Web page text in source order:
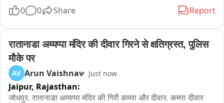
जानकारी के अनुसार बावड़ी निवासी तीन वर्षीय जियांश पुत्र अनीश आचार्य
पहले मानजी का हत्था क्षेत्र स्थित राज धारीवाल क्लीनिक लेकर पहुंचे। यहां
उपचार के बाद भी बच्चे की हालत में सुधार नहीं हुआ। इसके बाद उसे उम्मेद
अस्पताल रेफर किया गया, जहां चिकित्सकों ने उसे मृत घोषित कर दिया।
बच्चे की मौत की सूचना मिलते ही परिजन वापस निजी क्लीनिक पहुंचे और
गलत इंजेक्शन लगाने का आरोप लगाते हुए हंगामा किया। सूचना पर महामंदिर
थाना पुलिस मौके पर पहुंची और समझाइश कर मामला शांत करवाया। पुलिस
0 0 Share Report
रातानाडा अय्यप्पा मंदिर की दीवार गिरने से क्षतिग्रस्त, पुलिस
मौके पर
AV Arun Vaishnav Just now
Jaipur, Rajasthan:
जोधपुर. रातानाडा अय्यप्पा मंदिर की गिरी कमरा और दीवार. कमरा दीवार